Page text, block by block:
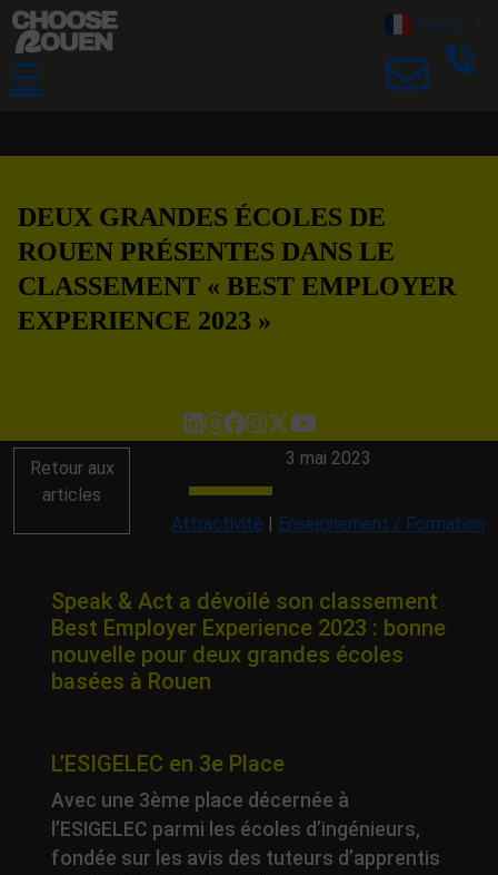
☰
French
DEUX GRANDES ÉCOLES DE
ROUEN PRÉSENTES DANS LE
CLASSEMENT « BEST EMPLOYER
EXPERIENCE 2023 »
Retour aux
articles
3 mai 2023
Attractivité | Enseignement / Formation
Speak & Act a dévoilé son classement
Best Employer Experience 2023 : bonne
nouvelle pour deux grandes écoles
basées à Rouen
L’ESIGELEC en 3e Place
Avec une 3ème place décernée à
l’ESIGELEC parmi les écoles d’ingénieurs,
fondée sur les avis des tuteurs d’apprentis